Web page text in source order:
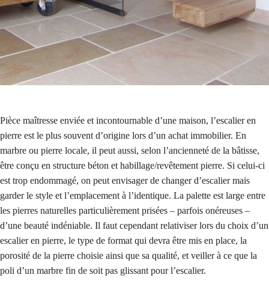
Pièce maîtresse enviée et incontournable d’une maison, l’escalier en
pierre est le plus souvent d’origine lors d’un achat immobilier. En
marbre ou pierre locale, il peut aussi, selon l’ancienneté de la bâtisse,
être conçu en structure béton et habillage/revêtement pierre. Si celui-ci
est trop endommagé, on peut envisager de changer d’escalier mais
garder le style et l’emplacement à l’identique. La palette est large entre
les pierres naturelles particulièrement prisées – parfois onéreuses –
d’une beauté indéniable. Il faut cependant relativiser lors du choix d’un
escalier en pierre, le type de format qui devra être mis en place, la
porosité de la pierre choisie ainsi que sa qualité, et veiller à ce que la
poli d’un marbre fin de soit pas glissant pour l’escalier.